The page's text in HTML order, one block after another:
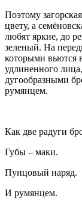
Поэтому
цвету, а
любят яркие, до
зеленый. На
которыми вьются
удлиненного
дугообразными
румянцем.
Как две радуги
Губы – маки.
Пунцовый наряд.
И румянцем.